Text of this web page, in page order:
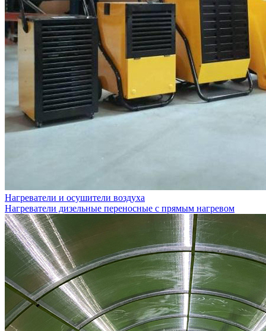
Нагреватели и осушители воздуха
Нагреватели дизельные переносные с прямым нагревом